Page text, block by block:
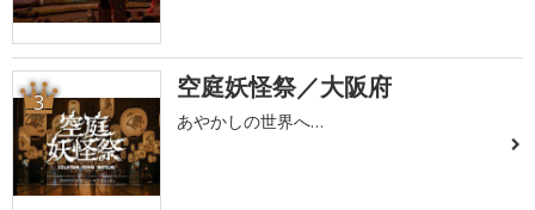
3 空庭妖怪祭／大阪府
あやかしの世界へ…